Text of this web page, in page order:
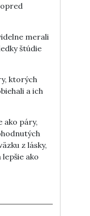
merali
štúdie
ktorých
a ich
ako páry,
z lásky,
ako